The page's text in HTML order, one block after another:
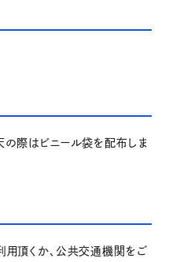
の際はビニール袋を配布しま
用頂くか、公共交通機関をご